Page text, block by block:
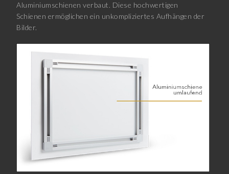
Aluminiumschienen verbaut. Diese hochwertigen
Schienen ermöglichen ein unkompliziertes Aufhängen der
Bilder.